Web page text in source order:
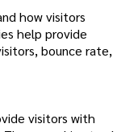
how visitors
help provide
bounce rate,
visitors with